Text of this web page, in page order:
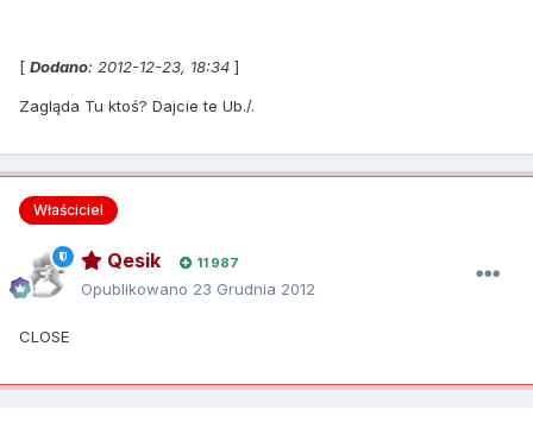
[ Dodano: 2012-12-23, 18:34 ]
Zagląda Tu ktoś? Dajcie te Ub./.
Właściciel
Qesik 11 987
Opublikowano 23 Grudnia 2012
CLOSE